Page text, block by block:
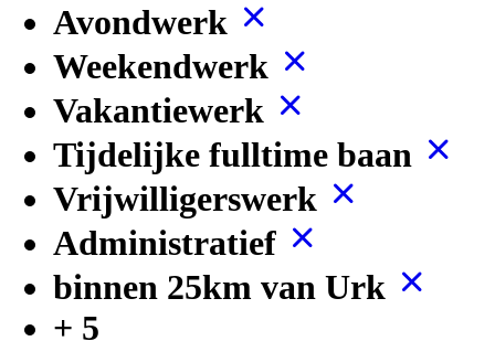
Avondwerk
Weekendwerk
Vakantiewerk
Tijdelijke fulltime baan
Vrijwilligerswerk
Administratief
binnen 25km van Urk
+ 5